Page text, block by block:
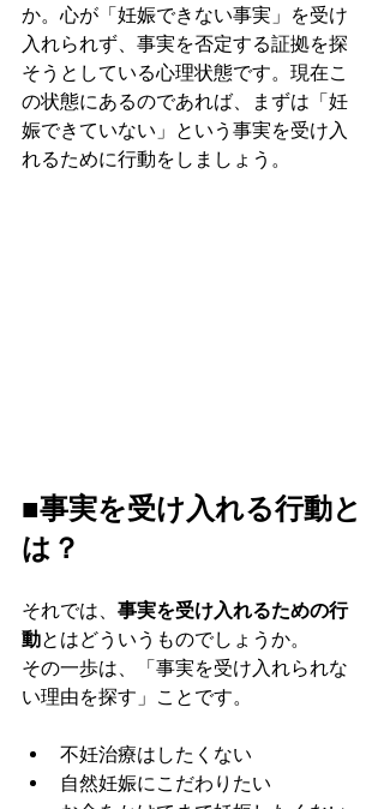
か。心が「妊娠できない事実」を受け
入れられず、事実を否定する証拠を探
そうとしている心理状態です。現在こ
の状態にあるのであれば、まずは「妊
娠できていない」という事実を受け入
れるために行動をしましょう。
■事実を受け入れる行動と
は？
それでは、 事実を受け入れるための行
動とはどういうものでしょうか。
その一歩は、「事実を受け入れられな
い理由を探す」ことです。
不妊治療はしたくない
自然妊娠にこだわりたい